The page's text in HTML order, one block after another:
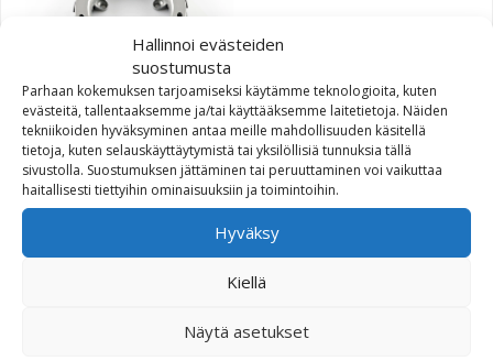
Hallinnoi evästeiden
suostumusta
Parhaan kokemuksen tarjoamiseksi käytämme teknologioita, kuten
evästeitä, tallentaaksemme ja/tai käyttääksemme laitetietoja. Näiden
tekniikoiden hyväksyminen antaa meille mahdollisuuden käsitellä
tietoja, kuten selauskäyttäytymistä tai yksilöllisiä tunnuksia tällä
sivustolla. Suostumuksen jättäminen tai peruuttaminen voi vaikuttaa
haitallisesti tiettyihin ominaisuuksiin ja toimintoihin.
Hyväksy
Kiellä
Näytä asetukset
EVO tankkilaukun kiinnike
BMW R 1200 ruuviton
kiinnitys